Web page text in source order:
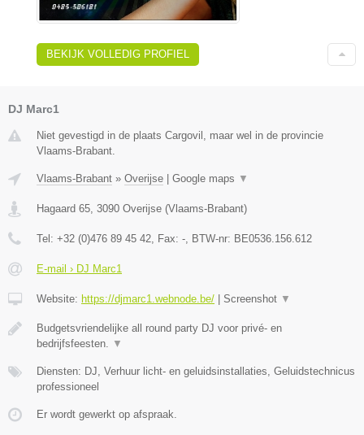
BEKIJK VOLLEDIG PROFIEL
DJ Marc1
Niet gevestigd in de plaats Cargovil, maar wel in de provincie
Vlaams-Brabant.
Vlaams-Brabant » Overijse Google maps ▼
Hagaard 65 3090 Overijse (Vlaams-Brabant)
Tel: +32 (0)476 89 45 42 , Fax: - , BTW-nr: BE0536.156.612
E-mail › DJ Marc1
Website: https://djmarc1.webnode.be/ Screenshot ▼
Budgetsvriendelijke all round party DJ voor privé- en
bedrijfsfeesten.
▼
Diensten: DJ, Verhuur licht- en geluidsinstallaties, Geluidstechnicus
professioneel
Er wordt gewerkt op afspraak.